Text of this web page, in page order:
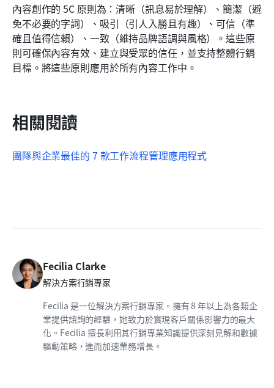
內容創作的 5C 原則為：清晰（訊息易於理解）、簡潔（避
免不必要的字詞）、吸引（引人入勝且有趣）、可信（準
確且值得信賴）、一致（維持品牌語調與風格）。這些原
則可確保內容有效、建立與受眾的信任，並支持整體行銷
目標。將這些原則應用於所有內容工作中。
相關閱讀
團隊與企業最佳的 7 款工作流程管理應用程式
Fecilia Clarke
解決方案行銷專家
Fecilia 是一位解決方案行銷專家。擁有 8 年以上為各類企
業提供諮詢的經驗，她致力於實現客戶關係影響力的最大
化。Fecilia 擅長利用其行銷專業知識提供深刻見解和數據
驅動策略，進而加速業務增長。